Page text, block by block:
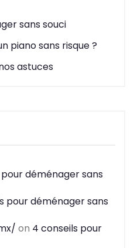
sans souci
piano sans risque ?
astuces
déménager sans
pour déménager sans
on 4 conseils pour